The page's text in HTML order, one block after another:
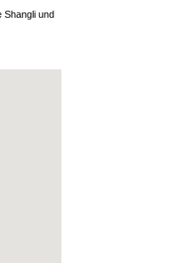
Shangli und